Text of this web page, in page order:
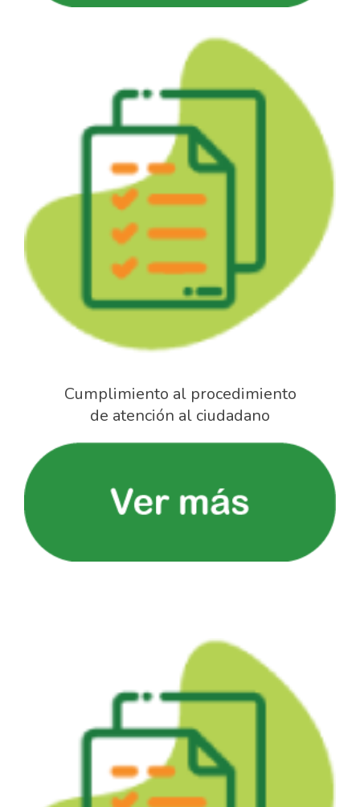
Cumplimiento al procedimiento
de atención al ciudadano